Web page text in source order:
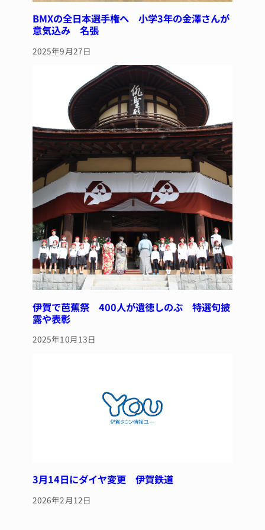
BMXの全日本選手権へ 小学3年の金澤さんが
意気込み 名張
2025年9月27日
伊賀で芭蕉祭 400人が遺徳しのぶ 特選句披
露や表彰
2025年10月13日
3月14日にダイヤ変更 伊賀鉄道
2026年2月12日